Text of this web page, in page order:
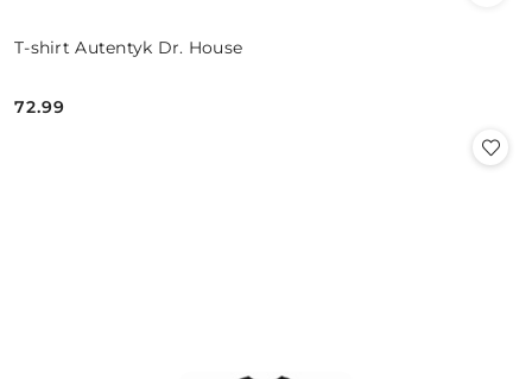
T-shirt Autentyk Dr. House
Cena:
72.99